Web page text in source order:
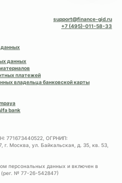
support@finance-gid.ru
+7 (495)-011-58-33
данных
данных
платежей
владельца банковской карты
bank
771673440522, ОГРНИП:
г. Москва, ул. Байкальская, д. 35, кв. 53,
персональных данных и включен в
(рег. № 77-26-542847)